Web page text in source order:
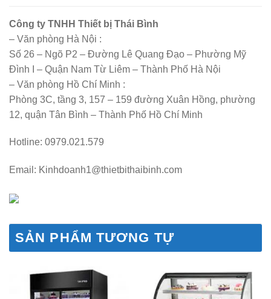
Công ty TNHH Thiết bị Thái Bình
– Văn phòng Hà Nội :
Số 26 – Ngõ P2 – Đường Lê Quang Đạo – Phường Mỹ
Đình I – Quận Nam Từ Liêm – Thành Phố Hà Nội
– Văn phòng Hồ Chí Minh :
Phòng 3C, tầng 3, 157 – 159 đường Xuân Hồng, phường
12, quận Tân Bình – Thành Phố Hồ Chí Minh
Hotline: 0979.021.579
Email: Kinhdoanh1@thietbithaibinh.com
SẢN PHẨM TƯƠNG TỰ